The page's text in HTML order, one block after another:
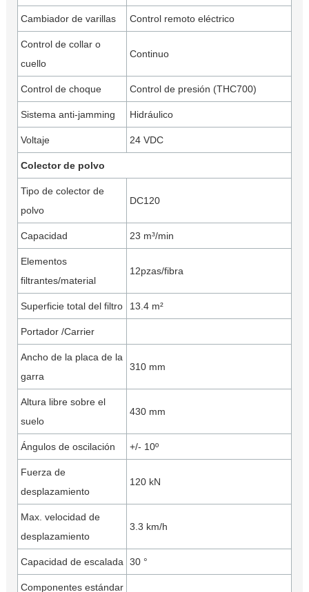
Cambiador de varillas Control remoto eléctrico
Control de collar o
cuello
Continuo
Control de choque Control de presión (THC700)
Sistema anti-jamming Hidráulico
Voltaje 24 VDC
Colector de polvo
Tipo de colector de
polvo
DC120
Capacidad 23 m³/min
Elementos
filtrantes/material
12pzas/fibra
Superficie total del filtro 13.4 m²
Portador /Carrier
Ancho de la placa de la
garra
310 mm
Altura libre sobre el
suelo
430 mm
Ángulos de oscilación +/- 10º
Fuerza de
desplazamiento
120 kN
Max. velocidad de
desplazamiento
3.3 km/h
Capacidad de escalada 30 °
Componentes estándar